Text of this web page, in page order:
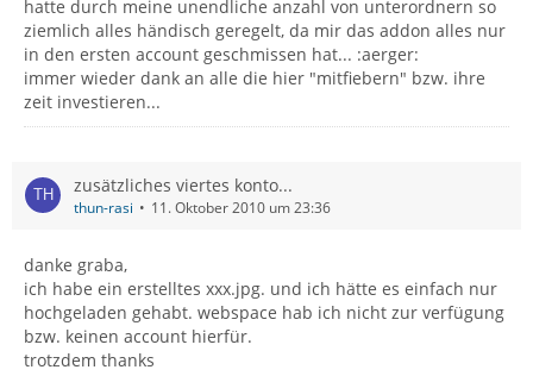
hatte durch meine unendliche anzahl von unterordnern so
ziemlich alles händisch geregelt, da mir das addon alles nur
in den ersten account geschmissen hat... :aerger:
immer wieder dank an alle die hier "mitfiebern" bzw. ihre
zeit investieren...
zusätzliches viertes konto...
thun-rasi 11. Oktober 2010 um 23:36
danke graba,
ich habe ein erstelltes xxx.jpg. und ich hätte es einfach nur
hochgeladen gehabt. webspace hab ich nicht zur verfügung
bzw. keinen account hierfür.
trotzdem thanks